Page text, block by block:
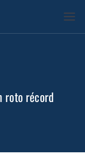
roto récord